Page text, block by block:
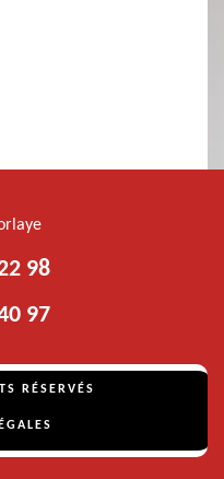
98
97
RÉSERVÉS